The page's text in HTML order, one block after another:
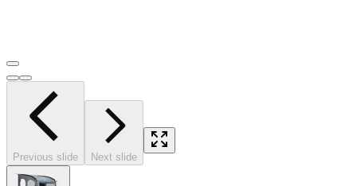
Previous slide Next slide